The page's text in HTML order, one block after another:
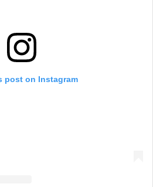
post on Instagram